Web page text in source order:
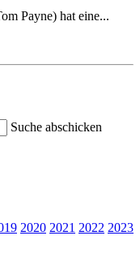
Payne) hat eine...
Suche abschicken
2020 2021 2022 2023